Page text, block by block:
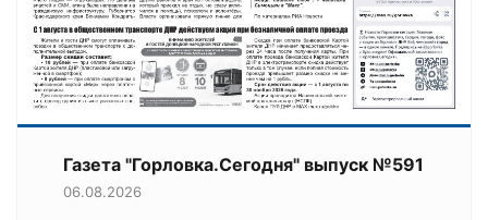
Газета "Горловка.Сегодня" выпуск №591
06.08.2026